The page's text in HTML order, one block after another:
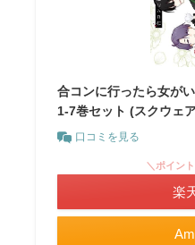
合コンに行ったら女が
1-7巻セット (スクウェ
口コミを見る
＼ポイン
楽